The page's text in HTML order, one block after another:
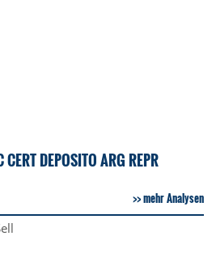
DEPOSITO ARG REPR
mehr Analysen